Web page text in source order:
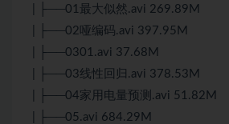
| ├──01最大似然.avi 269.89M
| ├──02哑编码.avi 397.95M
| ├──0301.avi 37.68M
| ├──03线性回归.avi 378.53M
| ├──04家用电量预测.avi 51.82M
| ├──05.avi 684.29M